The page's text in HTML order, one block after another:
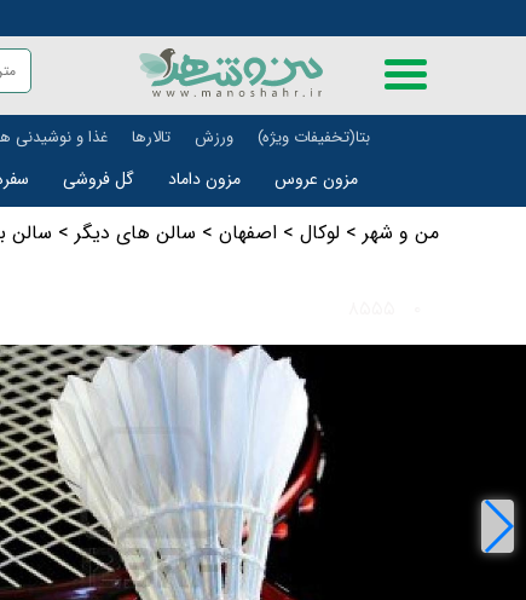
علمی و آموزشی حمل
بتا(تخفیفات ویژه) ورزش تالارها غذا و نوشیدنی
مزون عروس مزون داماد گل‌ فروشی
من و شهر > لوکال > اصفهان > سالن های دیگر > سالن